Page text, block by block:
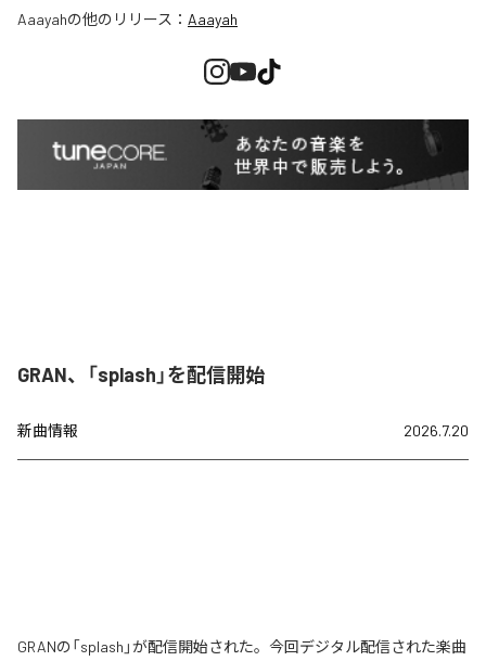
Aaayahの他のリリース： Aaayah
GRAN、「splash」を配信開始
新曲情報 2026.7.20
GRANの「splash」が配信開始された。今回デジタル配信された楽曲